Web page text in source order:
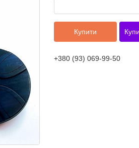
Купити
+380 (93) 069-99-50